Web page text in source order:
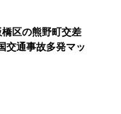
区の熊野町交差
通事故多発マッ